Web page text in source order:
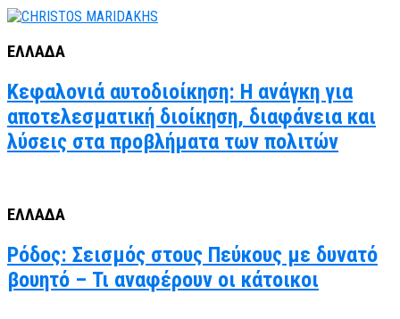
ΕΛΛΑΔΑ
Κεφαλονιά αυτοδιοίκηση: Η ανάγκη για
αποτελεσματική διοίκηση, διαφάνεια και
λύσεις στα προβλήματα των πολιτών
ΕΛΛΑΔΑ
Ρόδος: Σεισμός στους Πεύκους με δυνατό
βουητό – Τι αναφέρουν οι κάτοικοι